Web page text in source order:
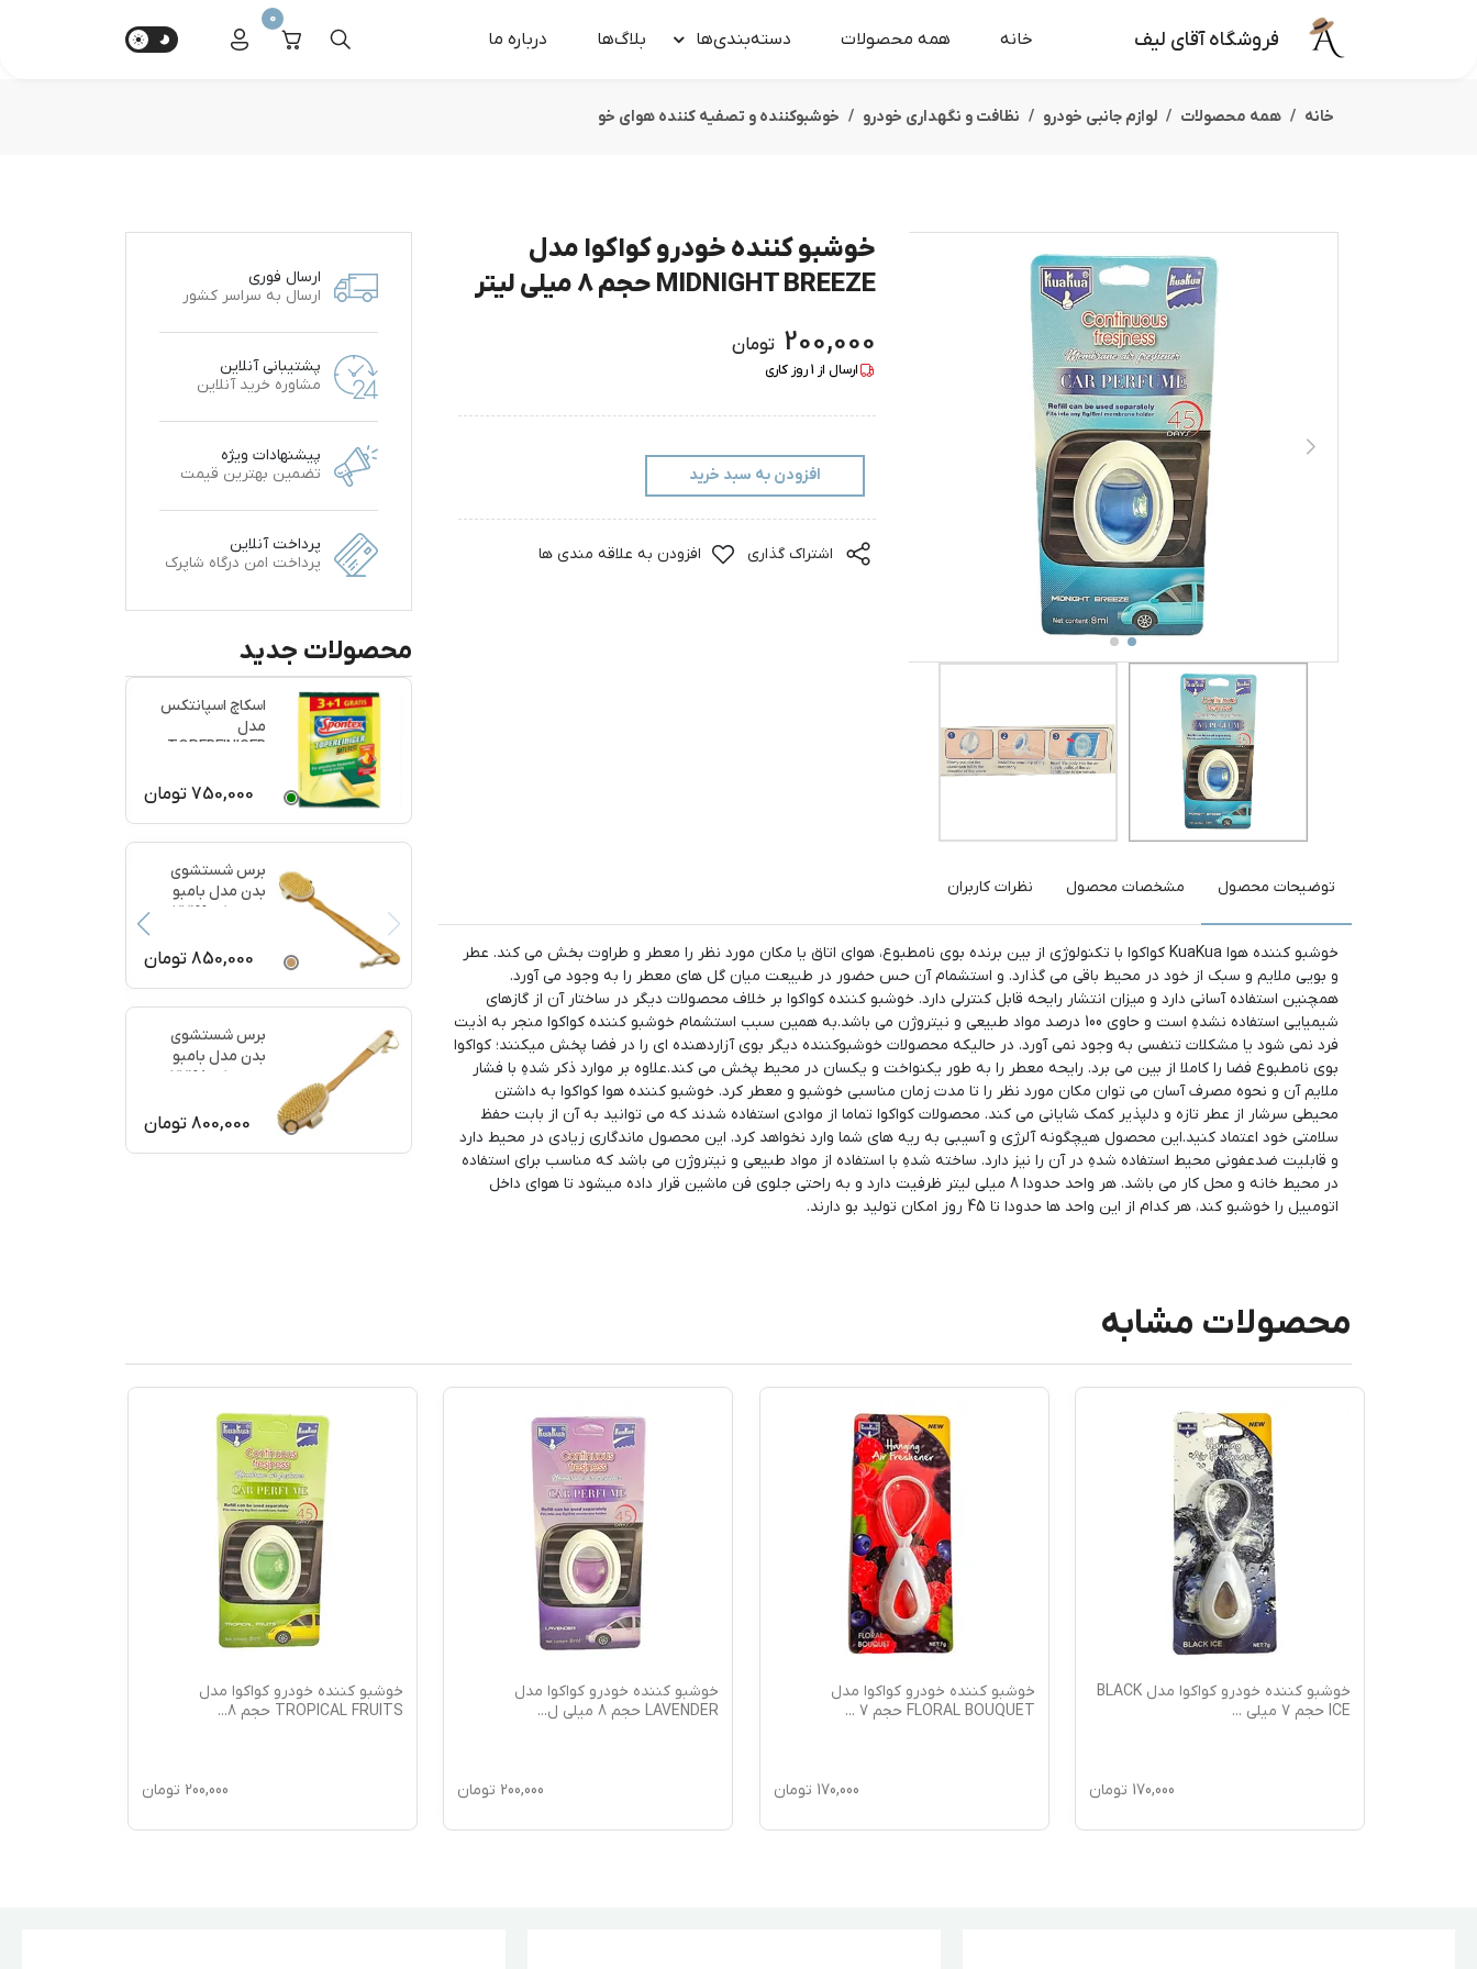
فروشگاه آقای لیف خانه همه محصولات دسته‌بندی‌ها بلاگ‌ها درباره‌ ما
0
خانه همه محصولات لوازم جانبی خودرو نظافت و نگهداری خودرو خوشبوکننده و تصفیه کننده هوای خو
خوشبو کننده خودرو کواکوا مدل
MIDNIGHT BREEZE حجم 8 میلی لیتر
200,000 تومان
ارسال از 1روز کاری
افزودن به سبد خرید
اشتراک گذاری افزودن به علاقه مندی ها
توضیحات محصول مشخصات محصول نظرات کاربران
خوشبو کننده هوا KuaKua کواکوا با تکنولوژی از بین برنده بوی نامطبوع، هوای اتاق یا مکان مورد نظر را معطر و طراوت بخش می کند. عطر
و بویی ملایم و سبک از خود در محیط باقی می گذارد. و استشمام آن حس حضور در طبیعت میان گل های معطر را به وجود می آورد.
همچنین استفاده آسانی دارد و میزان انتشار رایحه قابل کنترلی دارد. خوشبو کننده کواکوا بر خلاف محصولات دیگر در ساختار آن از گازهای
شیمیایی استفاده نشدهِ است و حاوی 100 درصد مواد طبیعی و نیتروژن می باشد.به همین سبب استشمام خوشبو کننده کواکوا منجر به اذیت
فرد نمی شود یا مشکلات تنفسی به وجود نمی آورد. در حالیکه محصولات خوشبوکننده دیگر بوی آزاردهنده ای را در فضا پخش میکنند؛ کواکوا
بوی نامطبوع فضا را کاملا از بین می برد. رایحه معطر را به طور یکنواخت و یکسان در محیط پخش می کند.علاوه بر موارد ذکر شدهِ با فشار
ملایم آن و نحوه مصرف آسان می توان مکان مورد نظر را تا مدت زمان مناسبی خوشبو و معطر کرد. خوشبو کننده هوا کواکوا به داشتن
محیطی سرشار از عطر تازه و دلپذیر کمک شایانی می کند. محصولات کواکوا تماما از موادی استفاده شدند که می‌ توانید به آن از بابت حفظ
سلامتی خود اعتماد کنید.این محصول هیچگونه آلرژی و آسیبی به ریه های شما وارد نخواهد کرد. این محصول ماندگاری زیادی در محیط دارد
و قابلیت ضدعفونی محیط استفاده شدهِ در آن را نیز دارد. ساخته شدهِ با استفاده از مواد طبیعی و نیتروژن می باشد که مناسب برای استفاده
در محیط خانه و محل کار می باشد. هر واحد حدودا 8 میلی لیتر ظرفیت دارد و به راحتی جلوی فن ماشین قرار داده میشود تا هوای داخل
اتومبیل را خوشبو کند، هر کدام از این واحد ها حدودا تا 45 روز امکان تولید بو دارند.
ارسال فوری
ارسال به سراسر کشور
پشتیبانی آنلاین
مشاوره خرید آنلاین
پیشنهادات ویژه
تضمین بهترین قیمت
پرداخت آنلاین
پرداخت امن درگاه شاپرک
محصولات جدید
اسکاچ اسپانتکس
مدل
TOPFREINIGER
750,000 تومان
برس شستشوی
بدن مدل بامبو
ماساژ کد 77199
850,000 تومان
برس شستشوی
بدن مدل بامبو
ماساژ کد 77198
800,000 تومان
محصولات مشابه
خوشبو کننده خودرو کواکوا مدل BLACK
ICE حجم 7 میلی
...
170,000 تومان
خوشبو کننده خودرو کواکوا مدل
FLORAL BOUQUET حجم 7
...
170,000 تومان
خوشبو کننده خودرو کواکوا مدل
LAVENDER حجم 8 میلی ل
...
200,000 تومان
خوشبو کننده خودرو کواکوا مدل
TROPICAL FRUITS حجم 8
...
200,000 تومان